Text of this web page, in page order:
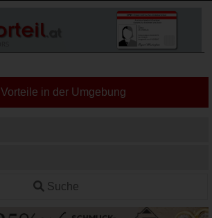
Vorteile in der Umgebung
Suche